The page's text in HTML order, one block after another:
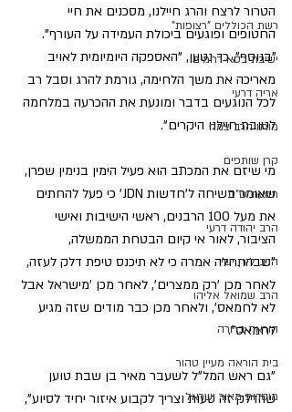
רשת הכוללים "רצופות"
ישיבת כסא רחמים
אריה דרעי
מורנו הרב צמח
קרן שותפים
תנועת ש"ס
הרב יהודה דרעי
הרב לירן ישי
הרב שמואל אליהו
הוראה ברורה
בית הוראה מעיין טהור
מוסדות מאור ישראל
הטרור לרצח והרג חיילנו, מסכנים את חיי
החטופים ופוגעים ביכולת העמידה על העורף".
"בנוסף", כך נטען, "האספקה היומיומית לאויב
מאריכה את משך הלחימה, גורמת להרג וסבל רב
לכל הנוגעים בדבר ומונעת את ההכרעה במלחמה
לטובת חיילנו היקרים".
מי שיזם את המכתב הוא פעיל הימין בנימין שפרן,
שאומר בשיחה ל'חדשות JDN' כי פעל להחתים
את מעל 100 הרבנים, ראשי הישיבות ואישי
הציבור, לאור אי קיום הבטחת הממשלה,
"שבהתחלה אמרה כי לא תיכנס טיפת דלק לעזה,
לאחר מכן 'רק ממצרים', לאחר מכן 'מישראל אבל
לא לחמאס', ולאחר מכן כבר מודים שזה מגיע
לחמאס".
"גם ראש המל"ל לשעבר מאיר בן שבת טוען
שהדלק זה טעות וצריך לקבוע איזור יחיד לסיוע",